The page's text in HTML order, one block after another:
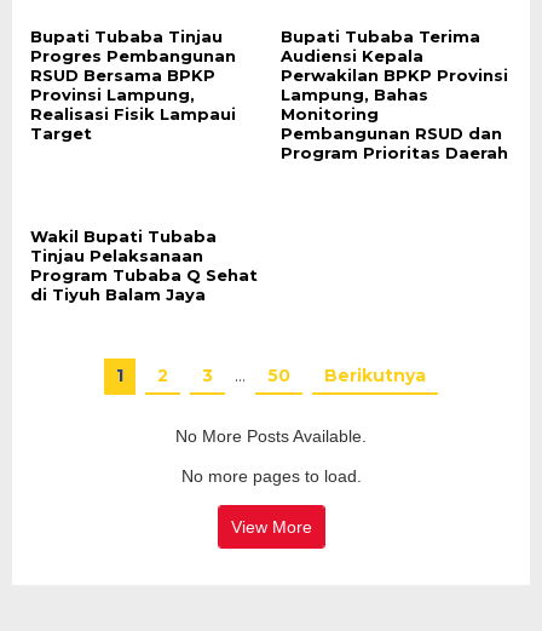
Bupati Tubaba Tinjau
Progres Pembangunan
RSUD Bersama BPKP
Provinsi Lampung,
Realisasi Fisik Lampaui
Target
Bupati Tubaba Terima
Audiensi Kepala
Perwakilan BPKP Provinsi
Lampung, Bahas
Monitoring
Pembangunan RSUD dan
Program Prioritas Daerah
Wakil Bupati Tubaba
Tinjau Pelaksanaan
Program Tubaba Q Sehat
di Tiyuh Balam Jaya
1 2 3 … 50 Berikutnya
No More Posts Available.
No more pages to load.
View More